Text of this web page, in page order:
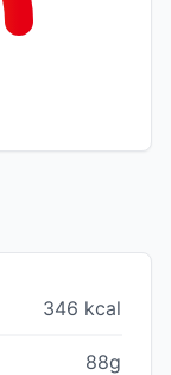
346 kcal
88g